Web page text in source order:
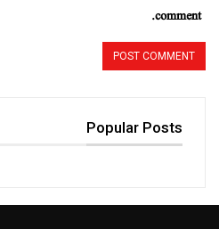
comment.
Popular Posts